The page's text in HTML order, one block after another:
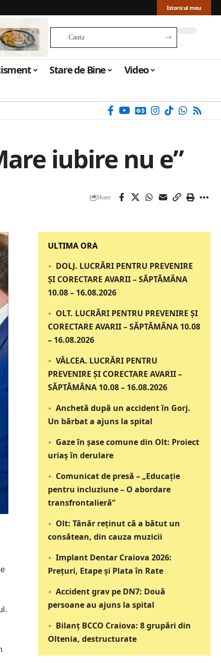
Istoricul meu
Stare de Bine Video
iubire nu e”
Share
‎‎‎‎‎‎‎ULTIMA ORA
DOLJ. LUCRĂRI PENTRU PREVENIRE
ȘI CORECTARE AVARII – SĂPTĂMÂNA
10.08 – 16.08.2026
OLT. LUCRĂRI PENTRU PREVENIRE ȘI
CORECTARE AVARII – SĂPTĂMÂNA 10.08
– 16.08.2026
VÂLCEA. LUCRĂRI PENTRU
PREVENIRE ȘI CORECTARE AVARII –
SĂPTĂMÂNA 10.08 – 16.08.2026
Anchetă după un accident în Gorj.
Un bărbat a ajuns la spital
Gaze în șase comune din Olt: Proiect
uriaș în derulare
Comunicat de presă – „Educație
pentru incluziune – O abordare
transfrontalieră”
Olt: Tânăr reţinut că a bătut un
consătean, din cauza muzicii
Implant Dentar Craiova 2026:
Preţuri, Etape şi Plata în Rate
Accident grav pe DN7: Două
persoane au ajuns la spital
Bilanț BCCO Craiova: 8 grupări din
Oltenia, destructurate